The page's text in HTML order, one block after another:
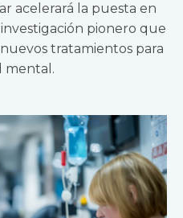
acelerará la puesta en
pionero que
tratamientos para
mental.